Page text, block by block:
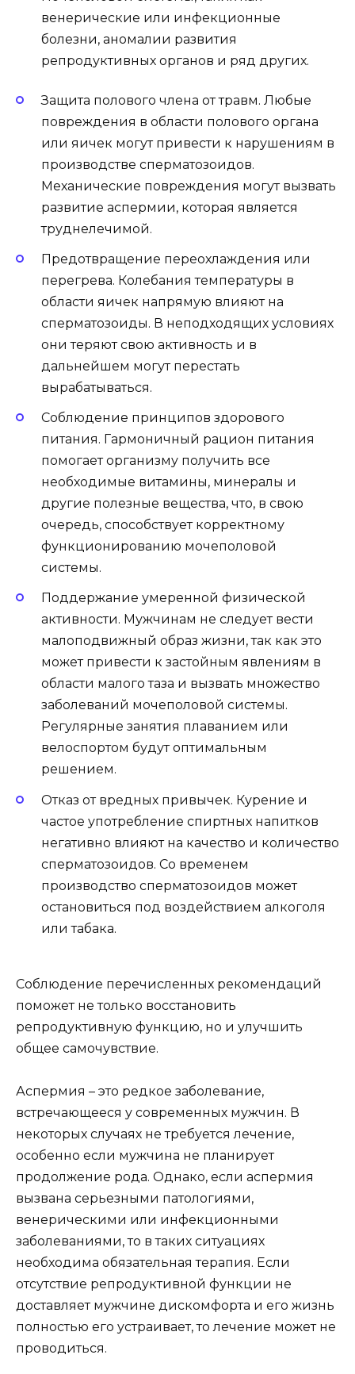
венерические или инфекционные
болезни, аномалии развития
репродуктивных органов и ряд других.
Защита полового члена от травм. Любые
повреждения в области полового органа
или яичек могут привести к нарушениям в
производстве сперматозоидов.
Механические повреждения могут вызвать
развитие аспермии, которая является
труднелечимой.
Предотвращение переохлаждения или
перегрева. Колебания температуры в
области яичек напрямую влияют на
сперматозоиды. В неподходящих условиях
они теряют свою активность и в
дальнейшем могут перестать
вырабатываться.
Соблюдение принципов здорового
питания. Гармоничный рацион питания
помогает организму получить все
необходимые витамины, минералы и
другие полезные вещества, что, в свою
очередь, способствует корректному
функционированию мочеполовой
системы.
Поддержание умеренной физической
активности. Мужчинам не следует вести
малоподвижный образ жизни, так как это
может привести к застойным явлениям в
области малого таза и вызвать множество
заболеваний мочеполовой системы.
Регулярные занятия плаванием или
велоспортом будут оптимальным
решением.
Отказ от вредных привычек. Курение и
частое употребление спиртных напитков
негативно влияют на качество и количество
сперматозоидов. Со временем
производство сперматозоидов может
остановиться под воздействием алкоголя
или табака.
Соблюдение перечисленных рекомендаций
поможет не только восстановить
репродуктивную функцию, но и улучшить
общее самочувствие.
Аспермия – это редкое заболевание,
встречающееся у современных мужчин. В
некоторых случаях не требуется лечение,
особенно если мужчина не планирует
продолжение рода. Однако, если аспермия
вызвана серьезными патологиями,
венерическими или инфекционными
заболеваниями, то в таких ситуациях
необходима обязательная терапия. Если
отсутствие репродуктивной функции не
доставляет мужчине дискомфорта и его жизнь
полностью его устраивает, то лечение может не
проводиться.